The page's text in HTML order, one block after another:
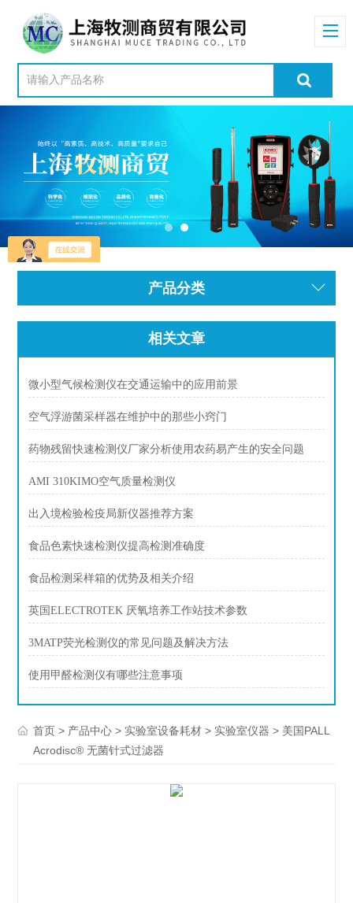
产品分类
相关文章
微小型气候检测仪在交通运输中的应用前景
空气浮游菌采样器在维护中的那些小窍门
药物残留快速检测仪厂家分析使用农药易产生的安全问题
AMI 310KIMO空气质量检测仪
出入境检验检疫局新仪器推荐方案
食品色素快速检测仪提高检测准确度
食品检测采样箱的优势及相关介绍
英国ELECTROTEK 厌氧培养工作站技术参数
3MATP荧光检测仪的常见问题及解决方法
使用甲醛检测仪有哪些注意事项
首页 > 产品中心 > 实验室设备耗材 > 实验室仪器 > 美国PALL
Acrodisc® 无菌针式过滤器